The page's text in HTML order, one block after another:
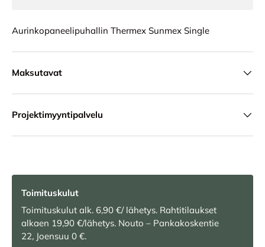
Aurinkopaneelipuhallin Thermex Sunmex Single
Maksutavat
Projektimyyntipalvelu
Toimituskulut
Toimituskulut alk. 6,90 €/ lähetys. Rahtitilaukset
alkaen 19,90 €/lähetys. Nouto – Pankakoskentie
22, Joensuu 0 €.